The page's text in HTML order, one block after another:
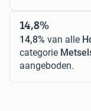
14,8%
14,8% van alle
categorie
aangeboden.